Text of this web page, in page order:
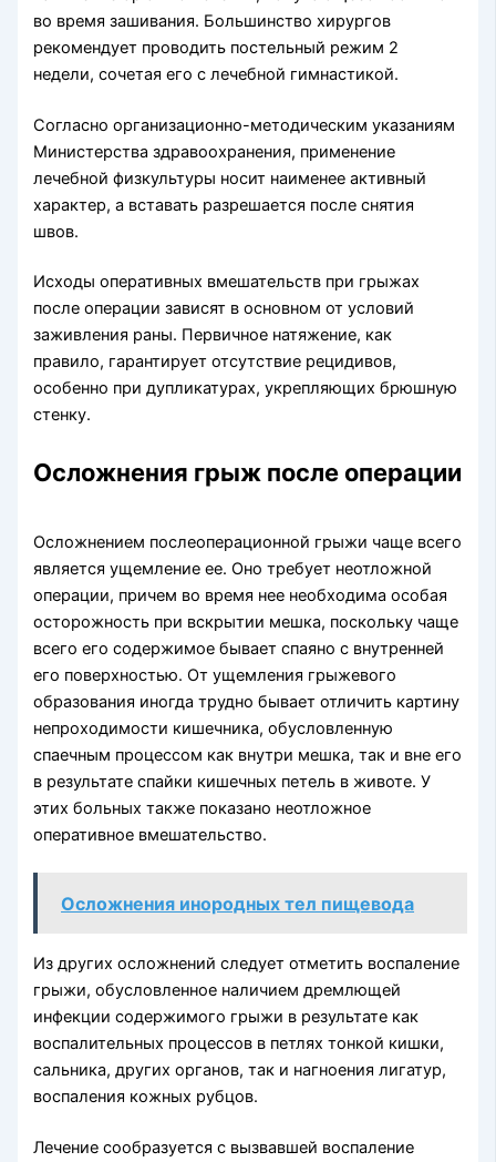
во время зашивания. Большинство хирургов
рекомендует проводить постельный режим 2
недели, сочетая его с лечебной гимнастикой.
Согласно организационно-методическим указаниям
Министерства здравоохранения, применение
лечебной физкультуры носит наименее активный
характер, а вставать разрешается после снятия
швов.
Исходы оперативных вмешательств при грыжах
после операции зависят в основном от условий
заживления раны. Первичное натяжение, как
правило, гарантирует отсутствие рецидивов,
особенно при дупликатурах, укрепляющих брюшную
стенку.
Осложнения грыж после операции
Осложнением послеоперационной грыжи чаще всего
является ущемление ее. Оно требует неотложной
операции, причем во время нее необходима особая
осторожность при вскрытии мешка, поскольку чаще
всего его содержимое бывает спаяно с внутренней
его поверхностью. От ущемления грыжевого
образования иногда трудно бывает отличить картину
непроходимости кишечника, обусловленную
спаечным процессом как внутри мешка, так и вне его
в результате спайки кишечных петель в животе. У
этих больных также показано неотложное
оперативное вмешательство.
Осложнения инородных тел пищевода
Из других осложнений следует отметить воспаление
грыжи, обусловленное наличием дремлющей
инфекции содержимого грыжи в результате как
воспалительных процессов в петлях тонкой кишки,
сальника, других органов, так и нагноения лигатур,
воспаления кожных рубцов.
Лечение сообразуется с вызвавшей воспаление